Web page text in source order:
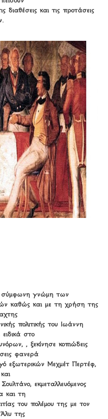
και τις προτάσεις
σύμφωνη γνώμη των
καθώς και με τη χρήση της
πολιτικής του Ιωάννη
στο
, ξεκίνησε κοπιώδεις
φανερά
εξωτερικών Μεχμέτ Περτέφ,
εκμεταλλευόμενος
και τη
του πολέμου της με τον
της